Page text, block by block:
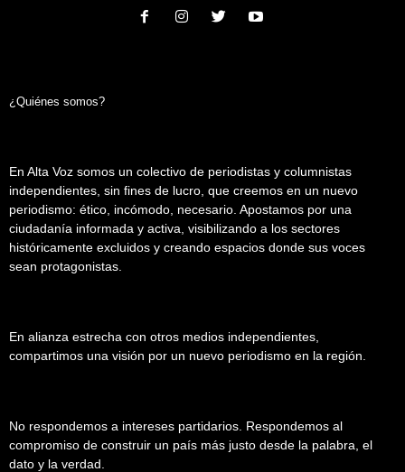
¿Quiénes somos?
En Alta Voz somos un colectivo de periodistas y columnistas
independientes, sin fines de lucro, que creemos en un nuevo
periodismo: ético, incómodo, necesario. Apostamos por una
ciudadanía informada y activa, visibilizando a los sectores
históricamente excluidos y creando espacios donde sus voces
sean protagonistas.
En alianza estrecha con otros medios independientes,
compartimos una visión por un nuevo periodismo en la región.
No respondemos a intereses partidarios. Respondemos al
compromiso de construir un país más justo desde la palabra, el
dato y la verdad.